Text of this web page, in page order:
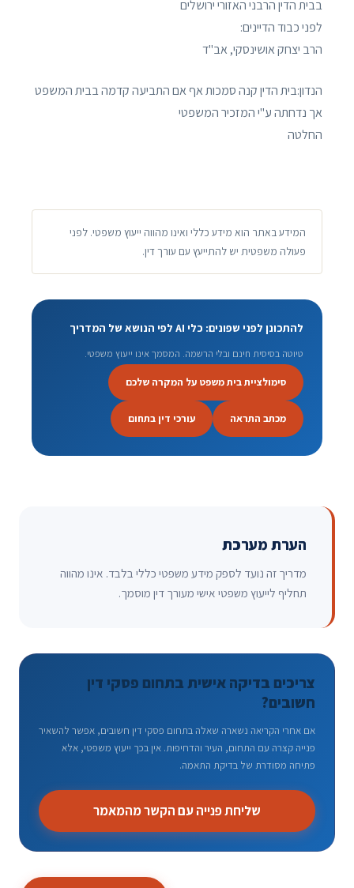
בבית הדין הרבני האזורי ירושלים
לפני כבוד הדיינים:
הרב יצחק אושינסקי, אב"ד
הנדון:בית הדין קנה סמכות אף אם התביעה קדמה בבית המשפט
אך נדחתה ע"י המזכיר המשפטי
החלטה
המידע באתר הוא מידע כללי ואינו מהווה ייעוץ משפטי. לפני
פעולה משפטית יש להתייעץ עם עורך דין.
להתכונן לפני שפונים: כלי AI לפי הנושא של המדריך
טיוטה בסיסית חינם ובלי הרשמה. המסמך אינו ייעוץ משפטי.
סימולציית בית משפט על המקרה שלכם
מכתב התראה עורכי דין בתחום
הערת מערכת
מדריך זה נועד לספק מידע משפטי כללי בלבד. אינו מהווה
תחליף לייעוץ משפטי אישי מעורך דין מוסמך.
צריכים בדיקה אישית בתחום פסקי דין
חשובים?
אם אחרי הקריאה נשארה שאלה בתחום פסקי דין חשובים, אפשר להשאיר
פנייה קצרה עם התחום, העיר והדחיפות. אין בכך ייעוץ משפטי, אלא
פתיחה מסודרת של בדיקת התאמה.
שליחת פנייה עם הקשר מהמאמר